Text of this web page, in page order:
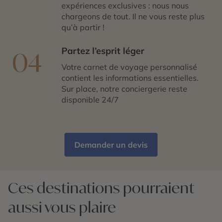
invitation à la découverte d’une Polynésie intime et
préservée. Entre paysages à couper le souffle,
rencontres enrichissantes et instants de détente
Co-construisez votre voyage avec les conseillers
spécialistes du Cercle des Voyages et laissez-vous
séduire par ces îles secrètes, où la beauté sauvage et
l’authenticité polynésienne se révèlent dans toute leur
expériences exclusives : nous nous
chargeons de tout. Il ne vous reste plus
qu’à partir !
04 Partez l’esprit léger
Votre carnet de voyage personnalisé
contient les informations essentielles.
Sur place, notre conciergerie reste
disponible 24/7
Demander un devis
Ces destinations pourraient
aussi vous plaire